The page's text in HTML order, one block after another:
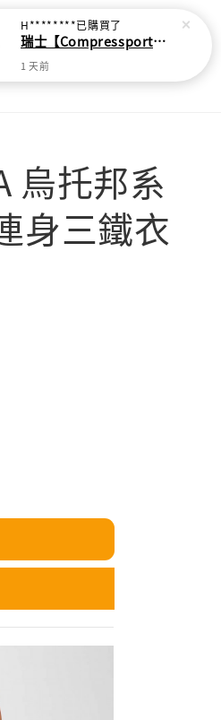
烏托邦系
身三鐵衣
H********已購買了
瑞士【Compressport】超輕量蛛網頭帶
1 天前